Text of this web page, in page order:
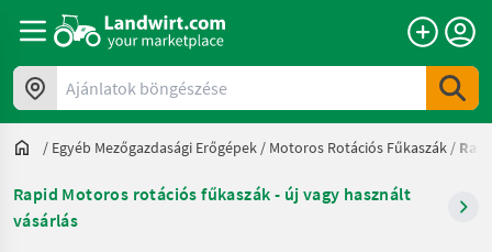
Ajánlatok böngészése
/ Egyéb Mezőgazdasági Erőgépek / Motoros Rotációs Fűkaszák /
Rapid Motoros rotációs fűkaszák - új vagy használt
vásárlás